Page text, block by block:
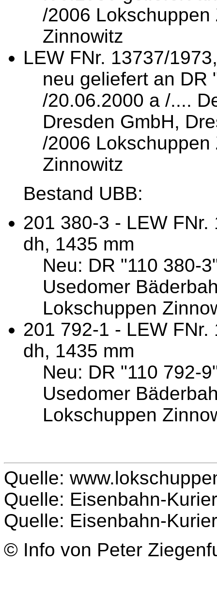
/2006 Lokschuppen
Zinnowitz
LEW FNr. 13737/
neu geliefert an DR
/20.06.2000 a /....
Dresden GmbH,
/2006 Lokschuppen
Zinnowitz
Bestand UBB:
201 380-3 - LEW
dh, 1435 mm
Neu: DR "110 380-
Usedomer
Lokschuppen
201 792-1 - LEW
dh, 1435 mm
Neu: DR "110 792-
Usedomer
Lokschuppen
Quelle:
Quelle: Eisenbahn-
Quelle: Eisenbahn-
© Info von Peter